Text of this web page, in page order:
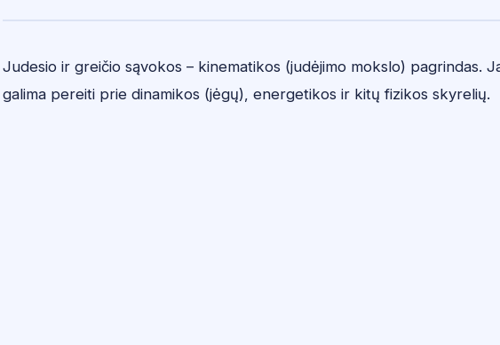
Judesio ir greičio sąvokos – kinematikos (judėjimo mokslo) pagrindas.
galima pereiti prie dinamikos (jėgų), energetikos ir kitų fizikos skyrelių.